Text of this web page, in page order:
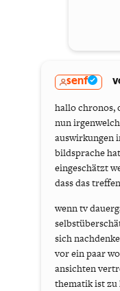
senf
hallo chronos,
nun
auswirkungen
bildsprache
eingeschätzt
dass das
wenn tv
sich
vor ein paar
ansichten
thematik ist zu